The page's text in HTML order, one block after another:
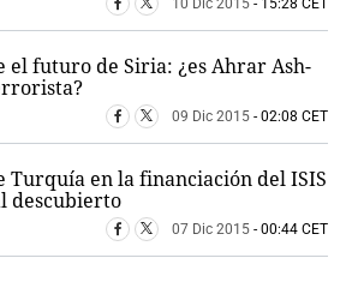
10 Dic 2015 - 15:28 CET
el futuro de Siria: ¿es Ahrar Ash-
09 Dic 2015 - 02:08 CET
Turquía en la financiación del ISIS
descubierto
07 Dic 2015 - 00:44 CET